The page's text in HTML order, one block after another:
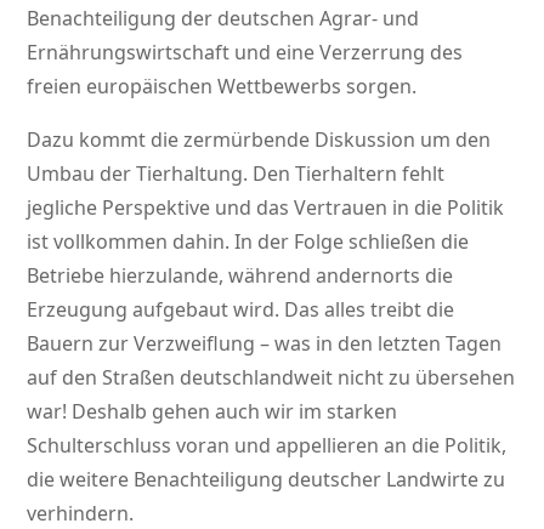
Benachteiligung der deutschen Agrar- und
Ernährungswirtschaft und eine Verzerrung des
freien europäischen Wettbewerbs sorgen.
Dazu kommt die zermürbende Diskussion um den
Umbau der Tierhaltung. Den Tierhaltern fehlt
jegliche Perspektive und das Vertrauen in die Politik
ist vollkommen dahin. In der Folge schließen die
Betriebe hierzulande, während andernorts die
Erzeugung aufgebaut wird. Das alles treibt die
Bauern zur Verzweiflung – was in den letzten Tagen
auf den Straßen deutschlandweit nicht zu übersehen
war! Deshalb gehen auch wir im starken
Schulterschluss voran und appellieren an die Politik,
die weitere Benachteiligung deutscher Landwirte zu
verhindern.